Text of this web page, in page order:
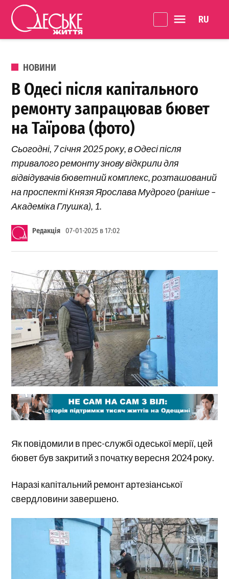
Перейти до вмісту
Життя
ОПУБЛІКОВАНО В
НОВИНИ
В Одесі після капітального
ремонту запрацював бювет
на Таїрова (фото)
Сьогодні, 7 січня 2025 року, в Одесі після
тривалого ремонту знову відкрили для
відвідувачів бюветний комплекс, розташований
на проспекті Князя Ярослава Мудрого (раніше –
Академіка Глушка), 1.
Редакція 07-01-2025 в 17:02
Як повідомили в прес-службі одеської мерії, цей
бювет був закритий з початку вересня 2024 року.
Наразі капітальний ремонт артезіанської
свердловини завершено.